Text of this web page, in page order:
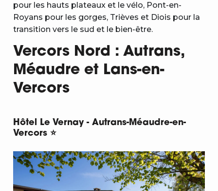
pour les hauts plateaux et le vélo, Pont-en-
Royans pour les gorges, Trièves et Diois pour la
transition vers le sud et le bien-être.
Vercors Nord : Autrans,
Méaudre et Lans-en-
Vercors
Hôtel Le Vernay - Autrans-Méaudre-en-
Vercors ⭐